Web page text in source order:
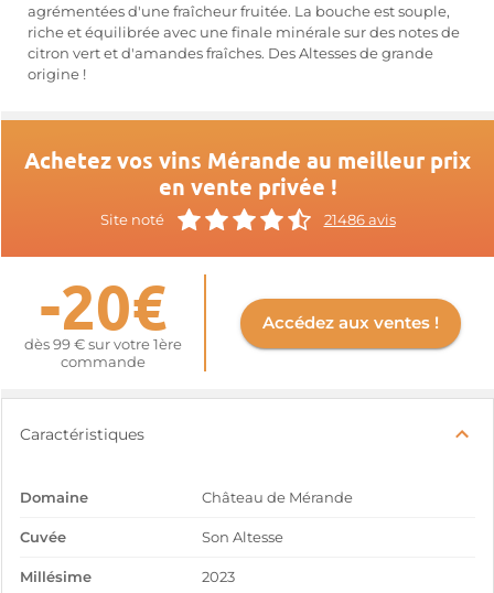
agrémentées d'une fraîcheur fruitée. La bouche est souple,
riche et équilibrée avec une finale minérale sur des notes de
citron vert et d'amandes fraîches. Des Altesses de grande
origine !
Achetez vos vins Mérande au meilleur prix
en vente privée !
Site noté 21486 avis
-20€
dès 99 € sur votre 1ère
commande
Accédez aux ventes !
Caractéristiques
Domaine Château de Mérande
Cuvée Son Altesse
Millésime 2023